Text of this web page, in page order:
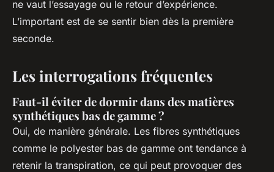
ne vaut l’essayage ou le retour d’expérience.
L’important est de se sentir bien dès la première
seconde.
Les interrogations fréquentes
Faut-il éviter de dormir dans des matières
synthétiques bas de gamme ?
Oui, de manière générale. Les fibres synthétiques
comme le polyester bas de gamme ont tendance à
retenir la transpiration, ce qui peut provoquer des